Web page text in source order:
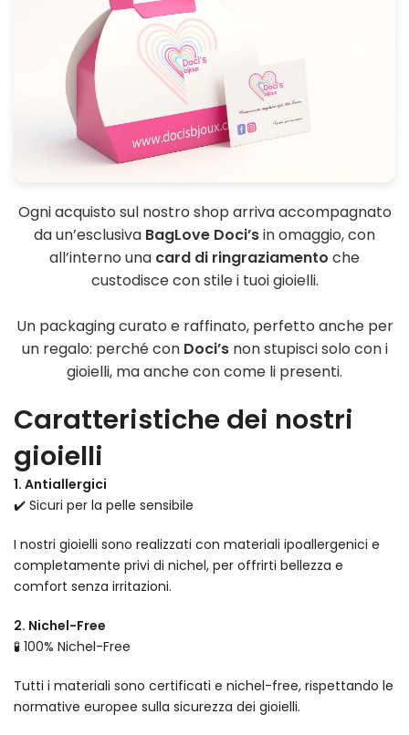
Ogni acquisto sul nostro shop arriva accompagnato
da un’esclusiva BagLove Doci’sin omaggio, con
all’interno una card di ringraziamento che
custodisce con stile i tuoi gioielli.
Un packaging curato e raffinato, perfetto anche per
un regalo: perché con Doci’snon stupisci solo con i
gioielli, ma anche con come li presenti.
Caratteristiche dei nostri
gioielli
1. Antiallergici
✔️ Sicuri per la pelle sensibile
I nostri gioielli sono realizzati con materiali ipoallergenici e
completamente privi di nichel, per offrirti bellezza e
comfort senza irritazioni.
2. Nichel-Free
🧪 100% Nichel-Free
Tutti i materiali sono certificati e nichel-free, rispettando le
normative europee sulla sicurezza dei gioielli.